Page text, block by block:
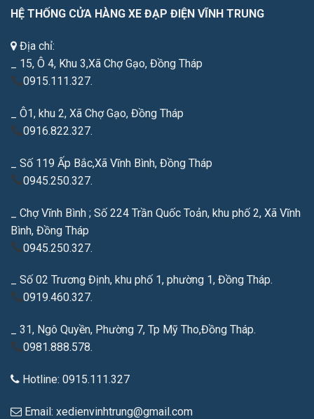
HỆ THỐNG CỬA HÀNG XE ĐẠP ĐIỆN VĨNH TRUNG
Địa chỉ:
_ 15, Ô 4, Khu 3,Xã Chợ Gạo, Đồng Tháp
0915.111.327.
_ Ô1, khu 2, Xã Chợ Gạo, Đồng Tháp
0916.822.327.
_ Số 119 Ấp Bắc,Xã Vĩnh Bình, Đồng Tháp
0945.250.327.
_ Chợ Vĩnh Bình ; Số 224 Trần Quốc Toản, khu phố 2, Xã Vĩnh
Bình, Đồng Tháp
0945.250.327.
_ Số 02 Trương Định, khu phố 1, phường 1, Đồng Tháp.
0919.460.327.
_ 31, Ngô Quyền, Phường 7, Tp Mỹ Tho,Đồng Tháp.
0981.888.578.
Hotline: 0915.111.327
Email: xedienvinhtrung@gmail.com